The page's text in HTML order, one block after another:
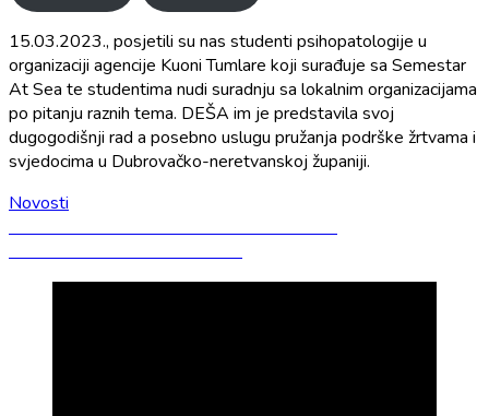
15.03.2023., posjetili su nas studenti psihopatologije u
organizaciji agencije Kuoni Tumlare koji surađuje sa Semestar
At Sea te studentima nudi suradnju sa lokalnim organizacijama
po pitanju raznih tema. DEŠA im je predstavila svoj
dugogodišnji rad a posebno uslugu pružanja podrške žrtvama i
svjedocima u Dubrovačko-neretvanskoj županiji.
Novosti
Navigacija
objava